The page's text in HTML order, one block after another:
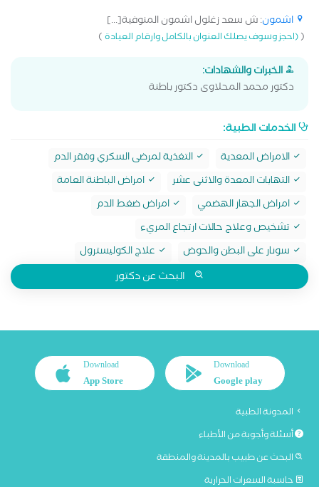
اشمون: ش سعد زغلول اشمون المنوفية[...]
((احجز وسوف يصلك العنوان بالكامل وارقام العيادة)
الخبرات والشهادات:
دكتور محمد المحلاوى دكتور باطنة
الخدمات الطبية:
الامراض المعدية
التغذية لمرضى السكري وفقر الدم
التهابات المعدة والاثنى عشر
امراض الباطنة العامة
امراض الجهاز الهضمي
امراض ضغط الدم
تشخيص وعلاج حالات ارتجاع المريء
سونار على البطن والحوض
علاج الكوليسترول
البحث عن دكتور
Download
Google play
Download
App Store
المدونة الطبية
أسئلة وأجوبة من الأطباء
البحث عن طبيب بالمدينة والمنطقة
حاسبة السعرات الحرارية